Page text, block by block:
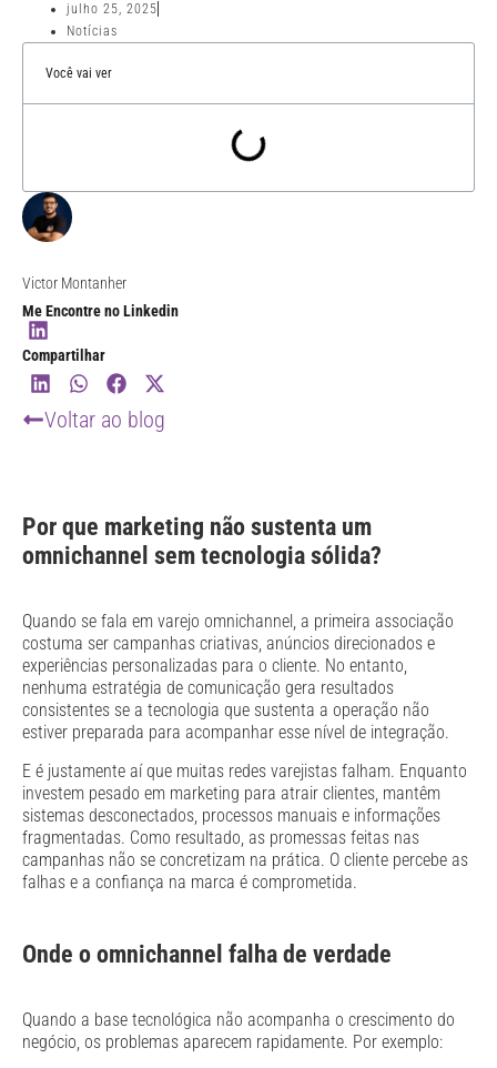
julho 25, 2025
Notícias
Você vai ver
Victor Montanher
Me Encontre no Linkedin
Compartilhar
Voltar ao blog
Por que marketing não sustenta um
omnichannel sem tecnologia sólida?
Quando se fala em varejo omnichannel, a primeira associação
costuma ser campanhas criativas, anúncios direcionados e
experiências personalizadas para o cliente. No entanto,
nenhuma estratégia de comunicação gera resultados
consistentes se a tecnologia que sustenta a operação não
estiver preparada para acompanhar esse nível de integração.
E é justamente aí que muitas redes varejistas falham. Enquanto
investem pesado em marketing para atrair clientes, mantêm
sistemas desconectados, processos manuais e informações
fragmentadas. Como resultado, as promessas feitas nas
campanhas não se concretizam na prática. O cliente percebe as
falhas e a confiança na marca é comprometida.
Onde o omnichannel falha de verdade
Quando a base tecnológica não acompanha o crescimento do
negócio, os problemas aparecem rapidamente. Por exemplo: